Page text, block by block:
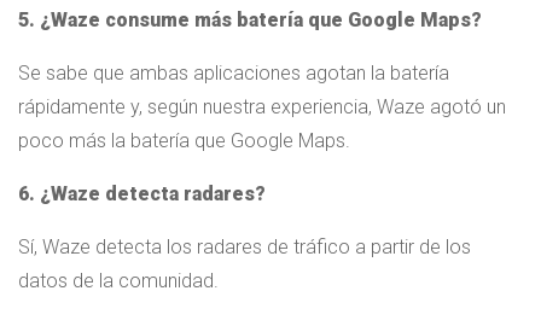
5. ¿Waze consume más batería que Google Maps?
Se sabe que ambas aplicaciones agotan la batería
rápidamente y, según nuestra experiencia, Waze agotó un
poco más la batería que Google Maps.
6. ¿Waze detecta radares?
Sí, Waze detecta los radares de tráfico a partir de los
datos de la comunidad.